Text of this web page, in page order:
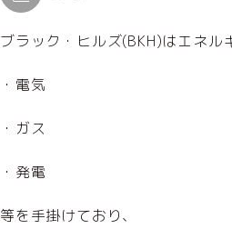
ブラック・ヒルズ(BKH)はエネル
・電気
・ガス
・発電
等を手掛けており、